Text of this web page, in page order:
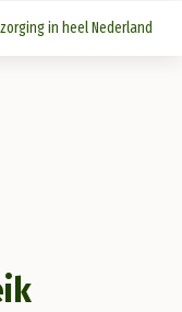
in heel Nederland